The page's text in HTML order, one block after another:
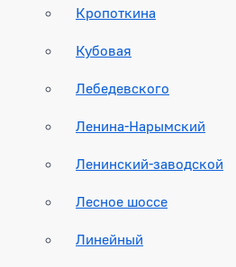
Кропоткина
Кубовая
Лебедевского
Ленина-Нарымский
Ленинский-заводской
Лесное шоссе
Линейный